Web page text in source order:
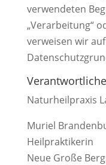
verwendeten
„Verarbeitung“
verweisen wir
Naturheilpraxis
Muriel
Heilpraktikerin
Neue Große